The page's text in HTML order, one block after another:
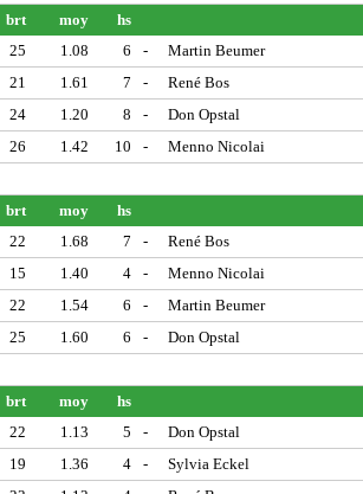
brt moy hs
25 1.08 6 - Martin Beumer
21 1.61 7 - René Bos
24 1.20 8 - Don Opstal
26 1.42 10 - Menno Nicolai
brt moy hs
22 1.68 7 - René Bos
15 1.40 4 - Menno Nicolai
22 1.54 6 - Martin Beumer
25 1.60 6 - Don Opstal
brt moy hs
22 1.13 5 - Don Opstal
19 1.36 4 - Sylvia Eckel